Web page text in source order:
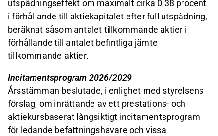
utspädningseffekt om maximalt cirka 0,38 procent
i förhållande till aktiekapitalet efter full utspädning,
beräknat såsom antalet tillkommande aktier i
förhållande till antalet befintliga jämte
tillkommande aktier.
Incitamentsprogram 2026/2029
Årsstämman beslutade, i enlighet med styrelsens
förslag, om inrättande av ett prestations- och
aktiekursbaserat långsiktigt incitamentsprogram
för ledande befattningshavare och vissa